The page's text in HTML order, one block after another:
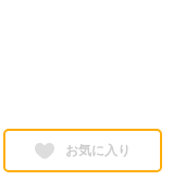
お気に入り